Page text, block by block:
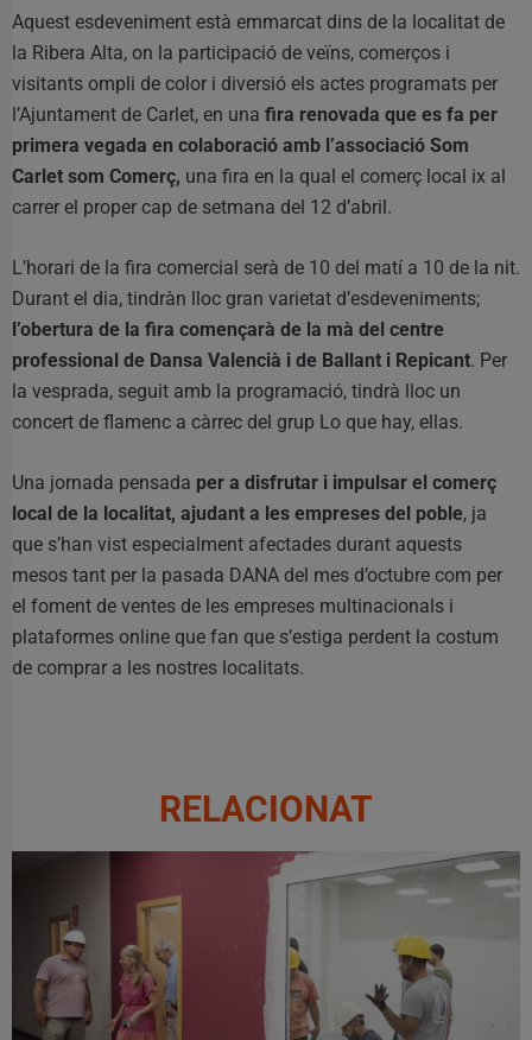
Aquest esdeveniment està emmarcat dins de la localitat de
la Ribera Alta, on la participació de veïns, comerços i
visitants ompli de color i diversió els actes programats per
l’Ajuntament de Carlet, en una fira renovada que es fa per
primera vegada en colaboració amb l’associació Som
Carlet som Comerç, una fira en la qual el comerç local ix al
carrer el proper cap de setmana del 12 d’abril.
L’horari de la fira comercial serà de 10 del matí a 10 de la nit.
Durant el dia, tindràn lloc gran varietat d’esdeveniments;
l’obertura de la fira començarà de la mà del centre
professional de Dansa Valencià i de Ballant i Repicant. Per
la vesprada, seguit amb la programació, tindrà lloc un
concert de flamenc a càrrec del grup Lo que hay, ellas.
Una jornada pensada per a disfrutar i impulsar el comerç
local de la localitat, ajudant a les empreses del poble, ja
que s’han vist especialment afectades durant aquests
mesos tant per la pasada DANA del mes d’octubre com per
el foment de ventes de les empreses multinacionals i
plataformes online que fan que s’estiga perdent la costum
de comprar a les nostres localitats.
RELACIONAT